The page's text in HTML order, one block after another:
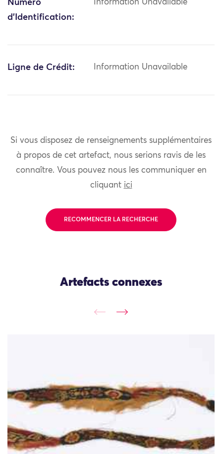
Numéro
d'Identification:
Information Unavailable
Ligne de Crédit: Information Unavailable
Si vous disposez de renseignements supplémentaires
à propos de cet artefact, nous serions ravis de les
connaître. Vous pouvez nous les communiquer en
cliquant ici
RECOMMENCER LA RECHERCHE
Artefacts connexes